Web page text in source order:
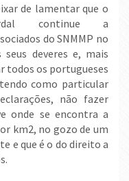
de lamentar que o
continue a
do SNMMP no
deveres e, mais
todos os portugueses
como particular
não fazer
onde se encontra a
km2, no gozo de um
e que é o do direito a